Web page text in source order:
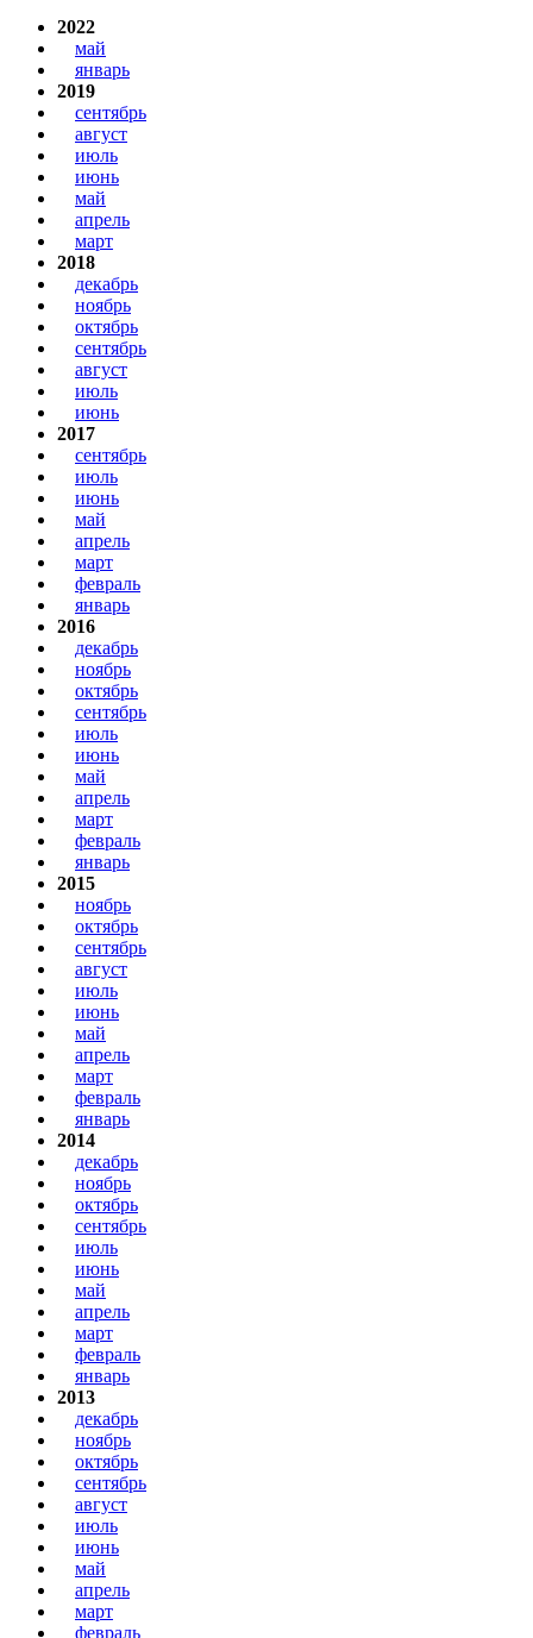
2022
май
январь
2019
сентябрь
август
июль
июнь
май
апрель
март
2018
декабрь
ноябрь
октябрь
сентябрь
август
июль
июнь
2017
сентябрь
июль
июнь
май
апрель
март
февраль
январь
2016
декабрь
ноябрь
октябрь
сентябрь
июль
июнь
май
апрель
март
февраль
январь
2015
ноябрь
октябрь
сентябрь
август
июль
июнь
май
апрель
март
февраль
январь
2014
декабрь
ноябрь
октябрь
сентябрь
июль
июнь
май
апрель
март
февраль
январь
2013
декабрь
ноябрь
октябрь
сентябрь
август
июль
июнь
май
апрель
март
февраль